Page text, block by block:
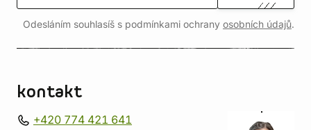
Odesláním souhlasíš s podmínkami ochrany osobních údajů.
kontakt
+420 774 421 641